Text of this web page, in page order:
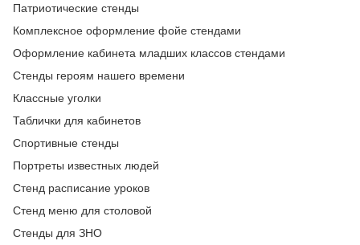
Патриотические стенды
Комплексное оформление фойе стендами
Оформление кабинета младших классов стендами
Стенды героям нашего времени
Классные уголки
Таблички для кабинетов
Спортивные стенды
Портреты известных людей
Стенд расписание уроков
Стенд меню для столовой
Стенды для ЗНО